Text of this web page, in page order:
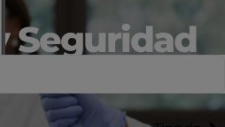
Seguridad